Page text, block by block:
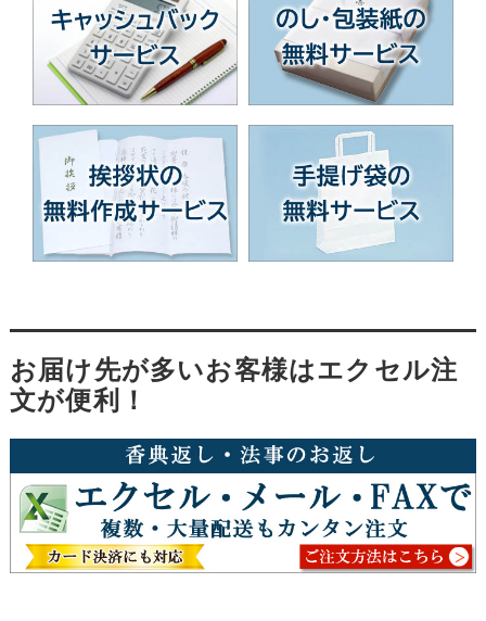
お届け先が多いお客様はエクセル注
文が便利！